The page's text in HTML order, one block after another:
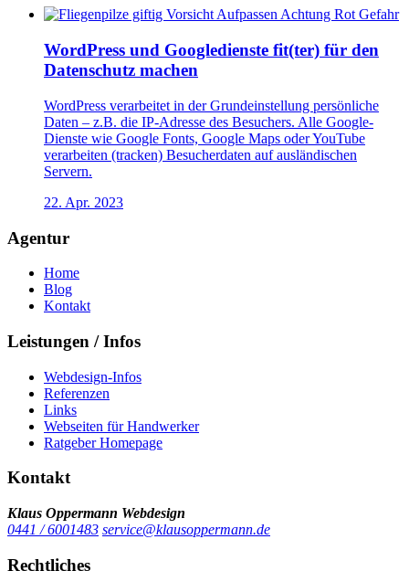
WordPress und Googledienste fit(ter) für den
Datenschutz machen
WordPress verarbeitet in der Grundeinstellung persönliche
Daten – z.B. die IP-Adresse des Besuchers. Alle Google-
Dienste wie Google Fonts, Google Maps oder YouTube
verarbeiten (tracken) Besucherdaten auf ausländischen
Servern.
22. Apr. 2023
Agentur
Home
Blog
Kontakt
Leistungen / Infos
Webdesign-Infos
Referenzen
Links
Webseiten für Handwerker
Ratgeber Homepage
Kontakt
Klaus Oppermann Webdesign
0441 / 6001483 service@klausoppermann.de
Rechtliches